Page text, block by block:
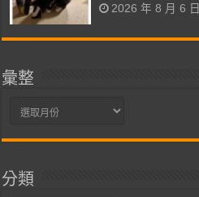
2026 年 8 月 6 日
彙整
彙
分類